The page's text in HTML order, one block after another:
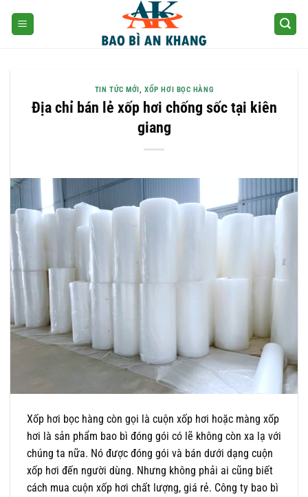
TIN TỨC MỚI,XỐP HƠI BỌC HÀNG
Địa chỉ bán lẻ xốp hơi chống sốc tại kiên
giang
Xốp hơi bọc hàng còn gọi là cuộn xốp hơi hoặc màng xốp
hơi là sản phẩm bao bì đóng gói có lẽ không còn xa lạ với
chúng ta nữa. Nó được đóng gói và bán dưới dạng cuộn
xốp hơi đến người dùng. Nhưng không phải ai cũng biết
cách mua cuộn xốp hơi chất lượng, giá rẻ. Công ty bao bì